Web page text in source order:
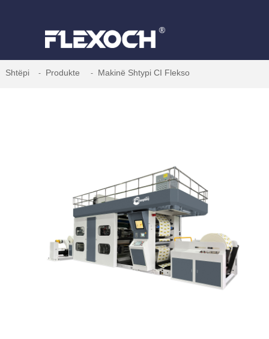
Shtëpi Produkte Makinë Shtypi CI Flekso